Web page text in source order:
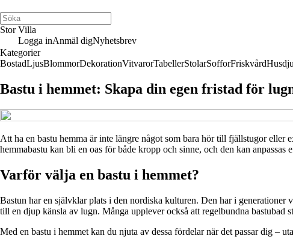
Stor Villa
Logga inAnmäl digNyhetsbrev
Kategorier
BostadLjusBlommorDekorationVitvarorTabellerStolarSofforFriskvård
Bastu i hemmet: Skapa din egen fristad för
Att ha en bastu hemma är inte längre något som bara hör till fjällstugor
hemmabastu kan bli en oas för både kropp och sinne, och den kan
Varför välja en bastu i hemmet?
Bastun har en självklar plats i den nordiska kulturen. Den har i
till en djup känsla av lugn. Många upplever också att regelbundna bastubad
Med en bastu i hemmet kan du njuta av dessa fördelar när det passar dig –